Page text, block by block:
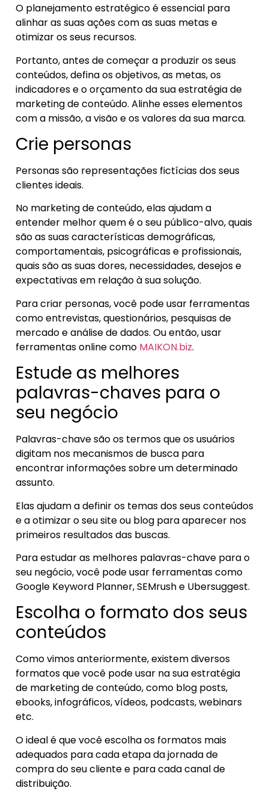
O planejamento estratégico é essencial para
alinhar as suas ações com as suas metas e
otimizar os seus recursos.
Portanto, antes de começar a produzir os seus
conteúdos, defina os objetivos, as metas, os
indicadores e o orçamento da sua estratégia de
marketing de conteúdo. Alinhe esses elementos
com a missão, a visão e os valores da sua marca.
Crie personas
Personas são representações fictícias dos seus
clientes ideais.
No marketing de conteúdo, elas ajudam a
entender melhor quem é o seu público-alvo, quais
são as suas características demográficas,
comportamentais, psicográficas e profissionais,
quais são as suas dores, necessidades, desejos e
expectativas em relação à sua solução.
Para criar personas, você pode usar ferramentas
como entrevistas, questionários, pesquisas de
mercado e análise de dados. Ou então, usar
ferramentas online como MAIKON.biz.
Estude as melhores
palavras-chaves para o
seu negócio
Palavras-chave são os termos que os usuários
digitam nos mecanismos de busca para
encontrar informações sobre um determinado
assunto.
Elas ajudam a definir os temas dos seus conteúdos
e a otimizar o seu site ou blog para aparecer nos
primeiros resultados das buscas.
Para estudar as melhores palavras-chave para o
seu negócio, você pode usar ferramentas como
Google Keyword Planner, SEMrush e Ubersuggest.
Escolha o formato dos seus
conteúdos
Como vimos anteriormente, existem diversos
formatos que você pode usar na sua estratégia
de marketing de conteúdo, como blog posts,
ebooks, infográficos, vídeos, podcasts, webinars
etc.
O ideal é que você escolha os formatos mais
adequados para cada etapa da jornada de
compra do seu cliente e para cada canal de
distribuição.